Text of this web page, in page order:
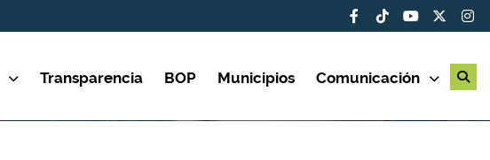
Transparencia BOP Municipios Comunicación